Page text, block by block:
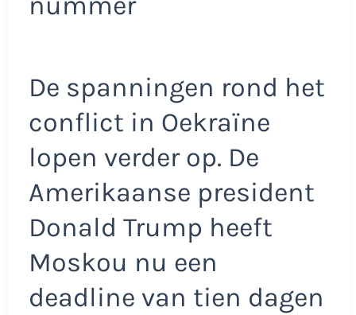
De spanningen rond het
conflict in Oekraïne
lopen verder op. De
Amerikaanse president
Donald Trump heeft
Moskou nu een
deadline van tien dagen